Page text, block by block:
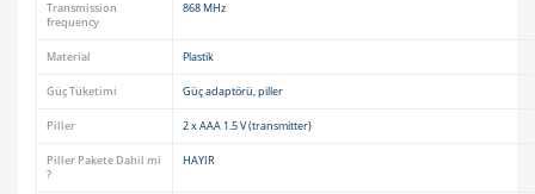
Transmission
frequency
868 MHz
Material Plastik
Güç Tüketimi Güç adaptörü, piller
Piller 2 x AAA 1.5 V (transmitter)
Piller Pakete Dahil mi
?
HAYIR